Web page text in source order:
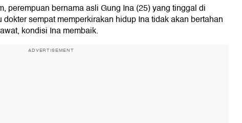
perempuan bernama asli Gung Ina (25) yang tinggal di
sempat memperkirakan hidup Ina tidak akan bertahan
kondisi Ina membaik.
ADVERTISEMENT